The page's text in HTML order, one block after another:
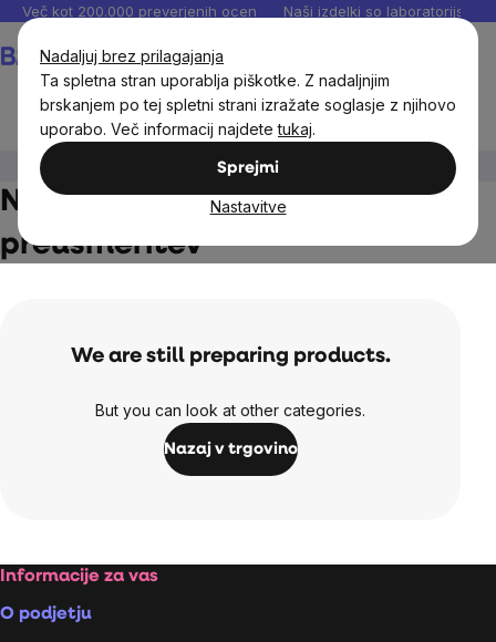
Nadaljuj brez prilagajanja
Ta spletna stran uporablja piškotke. Z nadaljnjim
brskanjem po tej spletni strani izražate soglasje z njihovo
uporabo. Več informacij najdetetukaj.
Sprejmi
Nastavitve
Preskoči
vsebino
Več kot 200.000 preverjenih ocen Naši izdelki so laboratorijsko
Naravna kozmetika za moške
Naravna kozmetika za moške -
preusmeritev
We are still preparing products.
But you can look at other categories.
Nazaj v trgovino
Footer
Informacije za vas
O podjetju